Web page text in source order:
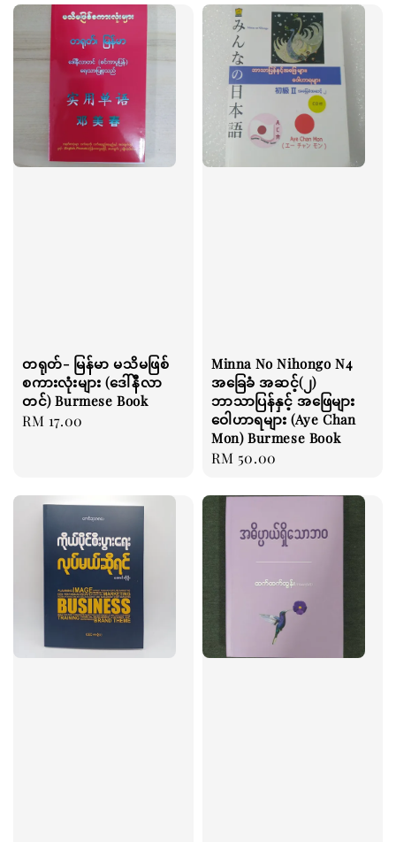
တရုတ်- မြန်မာ မသိမဖြစ်
စကားလုံးများ (ဒေါ်နီလာ
တင်) Burmese Book
Regular
RM 17.00
Minna No Nihongo ‌N4
အခြေခံ အဆင့်(၂)
ဘာသာပြန်နှင့် အဖြေများ
ဝေါဟာရများ (Aye Chan
Mon) Burmese Book
Regular
RM 50.00